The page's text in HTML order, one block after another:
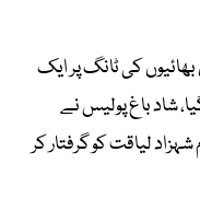
کی ٹانگ پر ایک
شاد باغ پولیس نے
لیاقت کو گرفتار کر